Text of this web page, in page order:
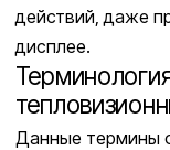
действий, даже
дисплее.
Данные термины